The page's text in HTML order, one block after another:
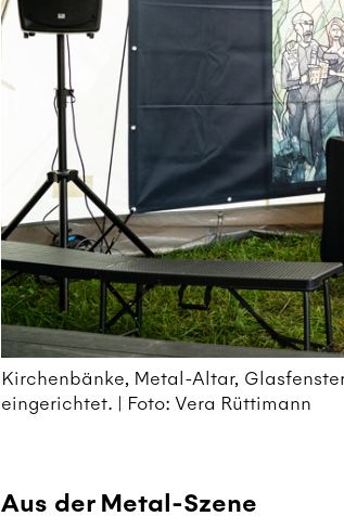
Kirchenbänke, Metal-Altar,
eingerichtet. | Foto: Vera Rüttimann
Aus der Metal-Szene